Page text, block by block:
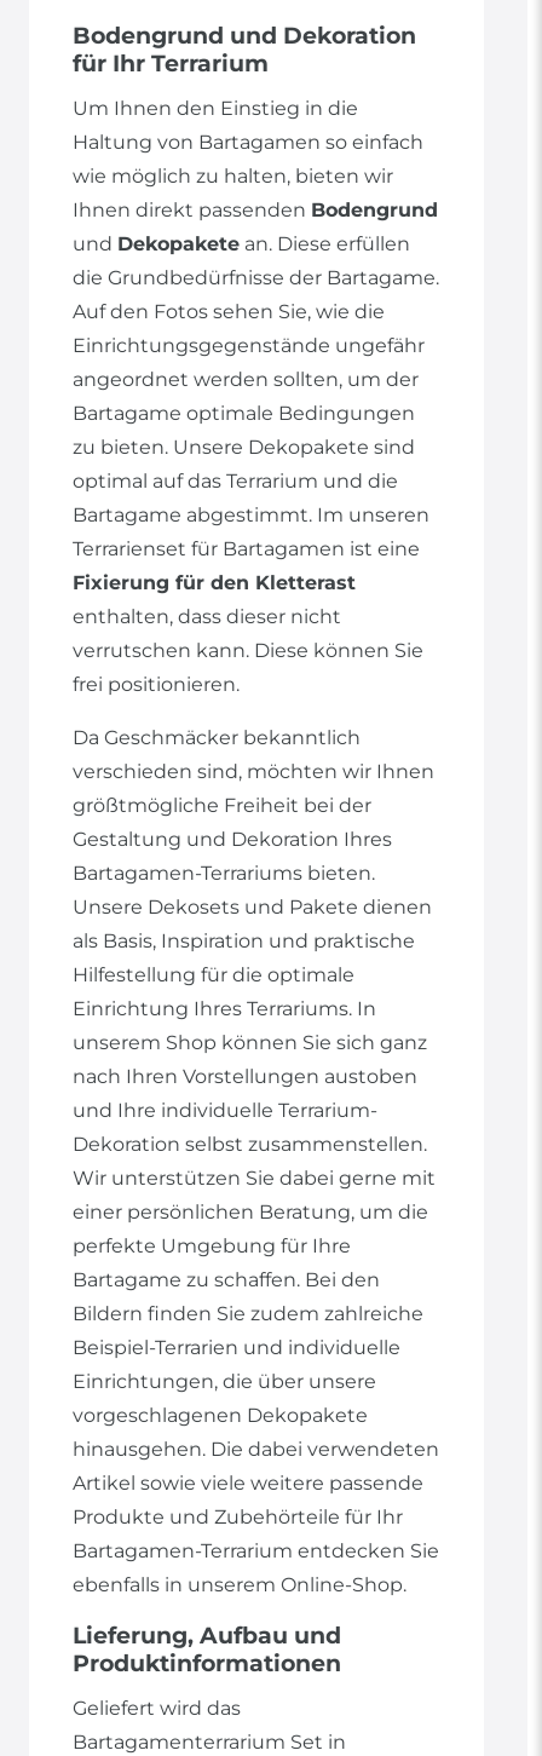
Bodengrund und Dekoration
für Ihr Terrarium
Um Ihnen den Einstieg in die
Haltung von Bartagamen so einfach
wie möglich zu halten, bieten wir
Ihnen direkt passenden Bodengrund
und Dekopakete an. Diese erfüllen
die Grundbedürfnisse der Bartagame.
Auf den Fotos sehen Sie, wie die
Einrichtungsgegenstände ungefähr
angeordnet werden sollten, um der
Bartagame optimale Bedingungen
zu bieten. Unsere Dekopakete sind
optimal auf das Terrarium und die
Bartagame abgestimmt. Im unseren
Terrarienset für Bartagamen ist eine
Fixierung für den Kletterast
enthalten, dass dieser nicht
verrutschen kann. Diese können Sie
frei positionieren.
Da Geschmäcker bekanntlich
verschieden sind, möchten wir Ihnen
größtmögliche Freiheit bei der
Gestaltung und Dekoration Ihres
Bartagamen-Terrariums bieten.
Unsere Dekosets und Pakete dienen
als Basis, Inspiration und praktische
Hilfestellung für die optimale
Einrichtung Ihres Terrariums. In
unserem Shop können Sie sich ganz
nach Ihren Vorstellungen austoben
und Ihre individuelle Terrarium-
Dekoration selbst zusammenstellen.
Wir unterstützen Sie dabei gerne mit
einer persönlichen Beratung, um die
perfekte Umgebung für Ihre
Bartagame zu schaffen. Bei den
Bildern finden Sie zudem zahlreiche
Beispiel-Terrarien und individuelle
Einrichtungen, die über unsere
vorgeschlagenen Dekopakete
hinausgehen. Die dabei verwendeten
Artikel sowie viele weitere passende
Produkte und Zubehörteile für Ihr
Bartagamen-Terrarium entdecken Sie
ebenfalls in unserem Online-Shop.
Lieferung, Aufbau und
Produktinformationen
Geliefert wird das
Bartagamenterrarium Set in